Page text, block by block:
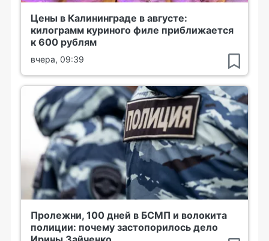
Цены в Калининграде в августе:
килограмм куриного филе приближается
к 600 рублям
вчера, 09:39
Пролежни, 100 дней в БСМП и волокита
полиции: почему застопорилось дело